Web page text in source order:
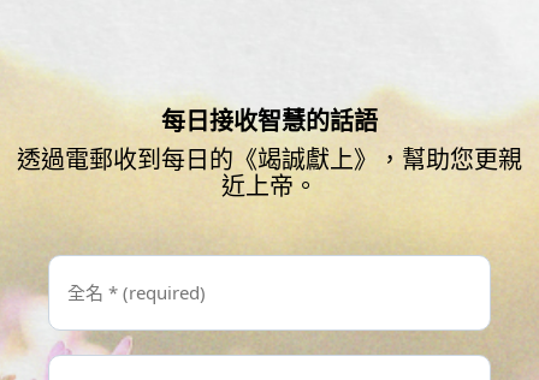
每日接收智慧的話語
透過電郵收到每日的《竭誠獻上》，幫助您更親
近上帝。